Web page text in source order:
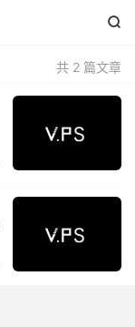

共 2 篇文章